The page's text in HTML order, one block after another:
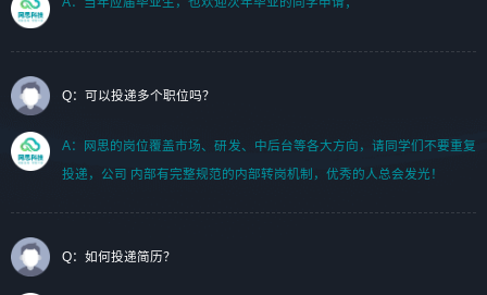
Q：可以投递多个职位吗？
A：网思的岗位覆盖市场、研发、中后台等各大方向，请同学们不要重复
投递，公司 内部有完整规范的内部转岗机制，优秀的人总会发光！
Q：如何投递简历？